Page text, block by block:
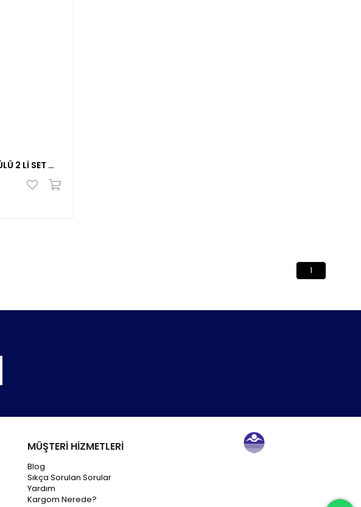
CATPOWER CAT1520 KÖMÜRSÜZ AKÜLÜ 2 Lİ SET DAL BUDAMA VE ZİNCİRLİ TESTERE (TELESKOPİK UZATMA) 20V 2.0Ah
1
MÜŞTERİ HİZMETLERİ
Blog
Sıkça Sorulan Sorular
Yardım
Kargom Nerede?